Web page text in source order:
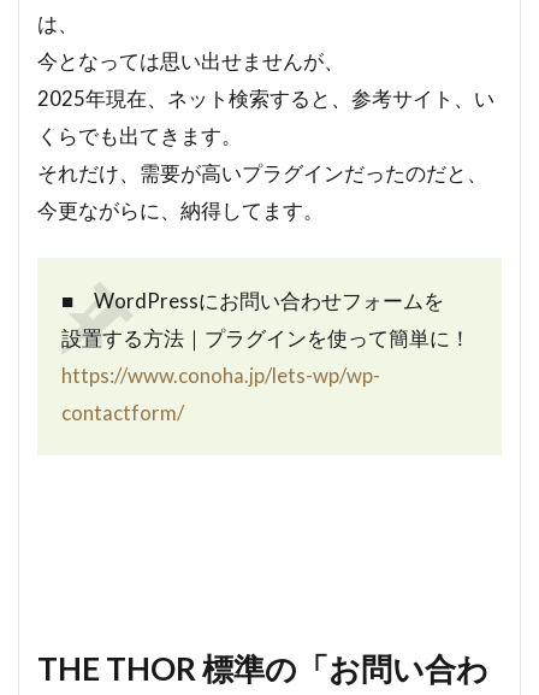
は、
今となっては思い出せませんが、
2025年現在、ネット検索すると、参考サイト、い
くらでも出てきます。
それだけ、需要が高いプラグインだったのだと、
今更ながらに、納得してます。
■ WordPressにお問い合わせフォームを
設置する方法｜プラグインを使って簡単に！
https://www.conoha.jp/lets-wp/wp-
contactform/
THE THOR 標準の「お問い合わ